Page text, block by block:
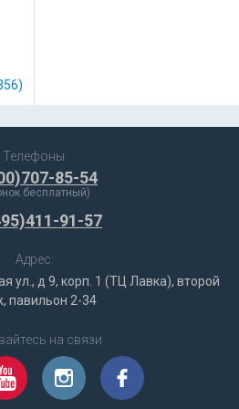
Телефоны:
85-54
бесплатный)
91-57
Адрес:
ул., д 9, корп. 1 (ТЦ Лавка), второй
павильон 2-34
на связи